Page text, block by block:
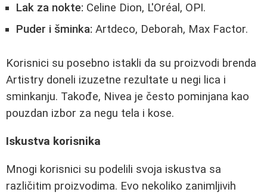
Lak za nokte: Celine Dion, L'Oréal, OPI.
Puder i šminka: Artdeco, Deborah, Max Factor.
Korisnici su posebno istakli da su proizvodi brenda
Artistry doneli izuzetne rezultate u negi lica i
sminkanju. Takođe, Nivea je često pominjana kao
pouzdan izbor za negu tela i kose.
Iskustva korisnika
Mnogi korisnici su podelili svoja iskustva sa
različitim proizvodima. Evo nekoliko zanimljivih